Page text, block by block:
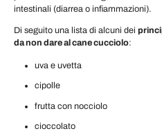
intestinali (diarrea o infiammazioni).
Di seguito una lista di alcuni dei
da non dare al cane cucciolo:
uva e uvetta
cipolle
frutta con nocciolo
cioccolato